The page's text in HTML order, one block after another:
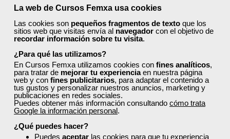
La web de Cursos Femxa usa cookies
Las cookies son pequeños fragmentos de texto que los
sitios web que visitas envía al navegador con el objetivo de
recordar información sobre tu visita.
¿Para qué las utilizamos?
En Cursos Femxa utilizamos cookies con fines analíticos,
para tratar de mejorar tu experienciaen nuestra página
web y con fines publicitarios, para adaptar el contenido a
tus gustos y personalizar nuestros anuncios, marketing y
publicaciones en redes sociales.
Puedes obtener más información consultando cómo trata
Google la información personal.
¿Qué puedes hacer?
Puedes aceptar las cookies para que tu experiencia
Ver curso
ONLINE